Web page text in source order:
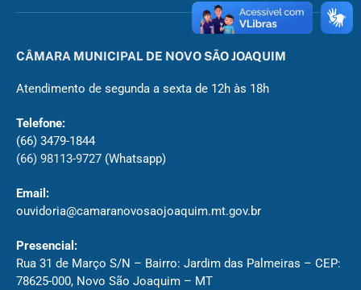
CÂMARA MUNICIPAL DE NOVO SÃO JOAQUIM
Atendimento de segunda a sexta de 12h às 18h
Telefone:
(66) 3479-1844
(66) 98113-9727 (Whatsapp)
Email:
ouvidoria@camaranovosaojoaquim.mt.gov.br
Presencial:
Rua 31 de Março S/N – Bairro: Jardim das Palmeiras – CEP:
78625-000, Novo São Joaquim – MT